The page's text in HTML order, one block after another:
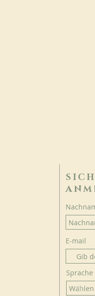
E-mail
Sprache